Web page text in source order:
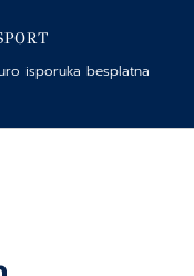
isporuka besplatna